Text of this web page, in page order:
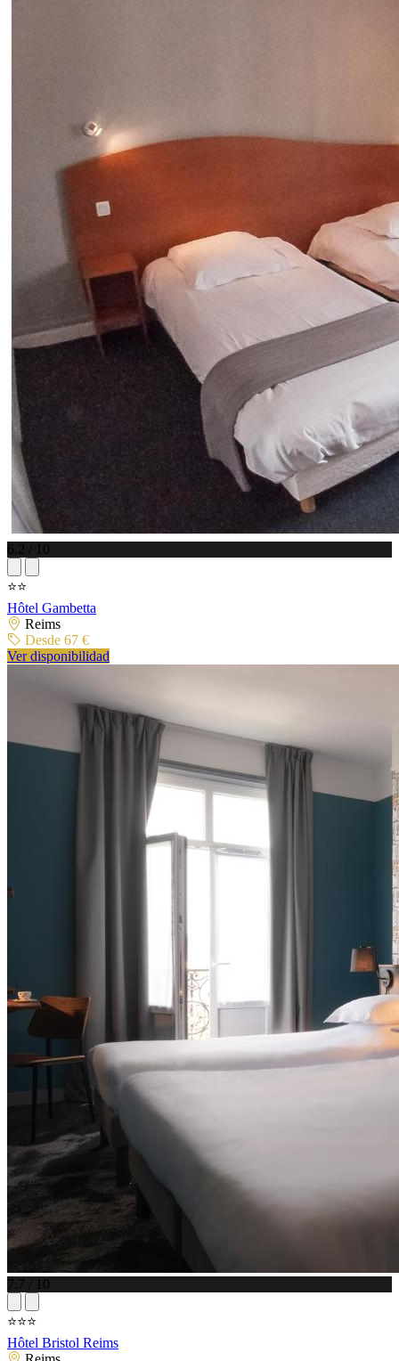
6.2 / 10
⭐⭐
Hôtel Gambetta
Reims
Desde 67 €
Ver disponibilidad
7.7 / 10
⭐⭐⭐
Hôtel Bristol Reims